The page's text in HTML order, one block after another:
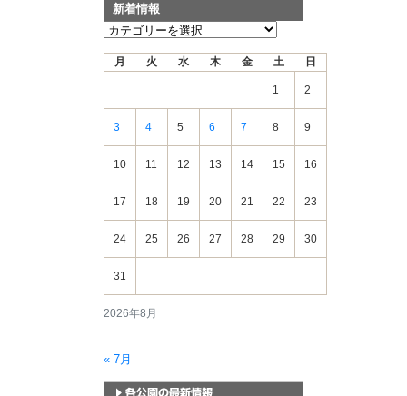
新着情報
新
2026年8月
月 火 水 木 金 土 日
1 2
3 4 5 6 7 8 9
10 11 12 13 14 15 16
17 18 19 20 21 22 23
24 25 26 27 28 29 30
31
« 7月